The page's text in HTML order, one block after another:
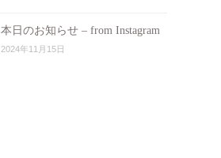
本日のお知らせ – from Instagram
2024年11月15日